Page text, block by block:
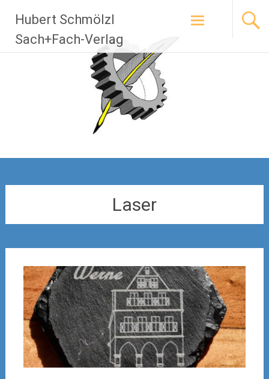
Inhalt
springen
Hubert Schmölzl
Sach+Fach-Verlag
Laser